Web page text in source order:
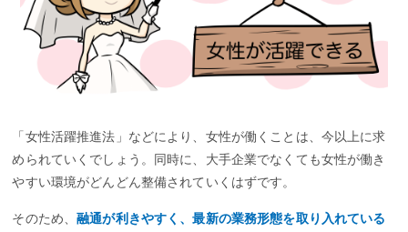
「女性活躍推進法」などにより、女性が働くことは、今以上に求
められていくでしょう。同時に、大手企業でなくても女性が働き
やすい環境がどんどん整備されていくはずです。
そのため、融通が利きやすく、最新の業務形態を取り入れている